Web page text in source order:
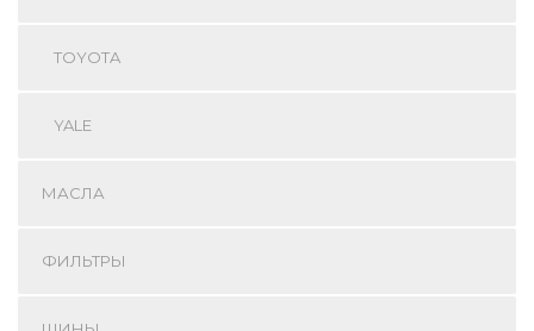
TOYOTA
YALE
МАСЛА
ФИЛЬТРЫ